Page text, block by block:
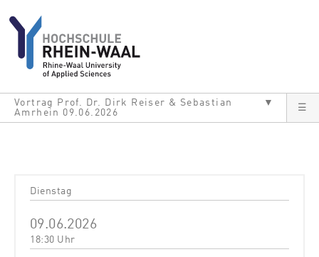
Vortrag Prof. Dr. Dirk Reiser & Sebastian
Amrhein 09.06.2026
▼ ☰
Dienstag
09.06.2026
18:30 Uhr